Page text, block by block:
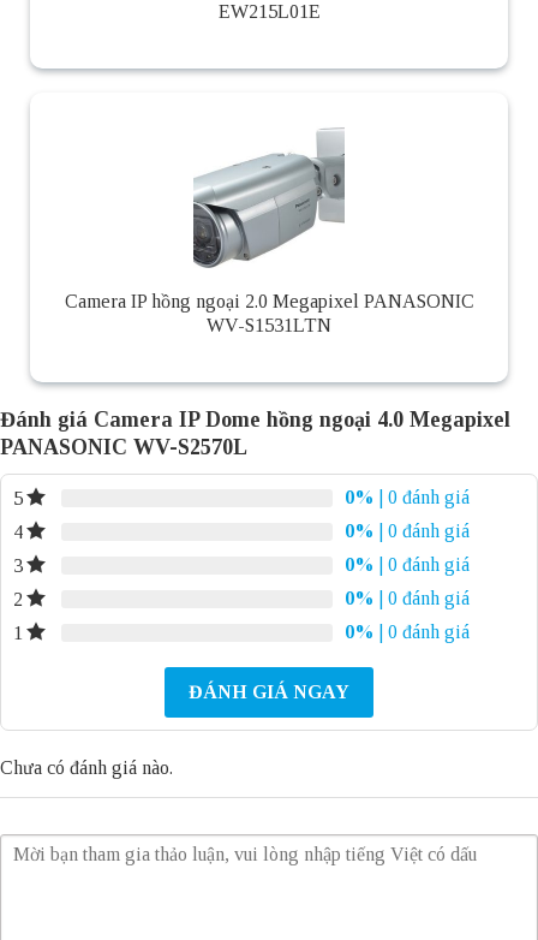
EW215L01E
Camera IP hồng ngoại 2.0 Megapixel PANASONIC
WV-S1531LTN
Đánh giá Camera IP Dome hồng ngoại 4.0 Megapixel
PANASONIC WV-S2570L
5 0%
| 0 đánh giá
4
0%
| 0 đánh giá
3
0%
| 0 đánh giá
2
0%
| 0 đánh giá
1
0% | 0 đánh giá
ĐÁNH GIÁ NGAY
Chưa có đánh giá nào.